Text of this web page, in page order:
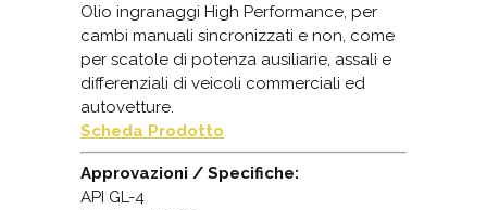
Olio ingranaggi High Performance, per
cambi manuali sincronizzati e non, come
per scatole di potenza ausiliarie, assali e
differenziali di veicoli commerciali ed
autovetture.
Scheda Prodotto
Approvazioni / Specifiche:
API GL-4